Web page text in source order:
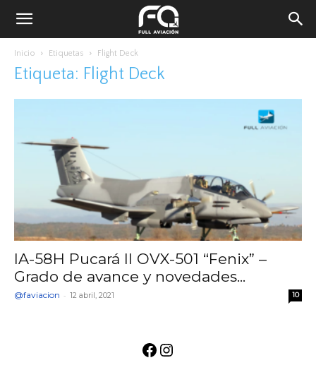
Inicio Etiquetas Flight Deck
Etiqueta: Flight Deck
IA-58H Pucará II OVX-501 “Fenix” –
Grado de avance y novedades...
@faviacion - 12 abril, 2021 10
Facebook
Instagram